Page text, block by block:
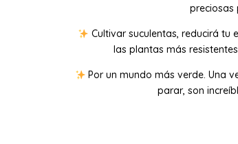
preciosas
Cultivar suculentas, reducirá tu
las plantas más
Por un mundo más verde. Una
parar, son